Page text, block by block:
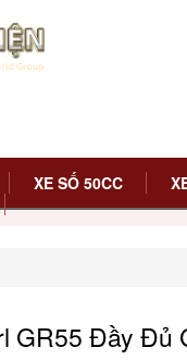
XE SỐ 50CC
GR55 Đầy Đủ